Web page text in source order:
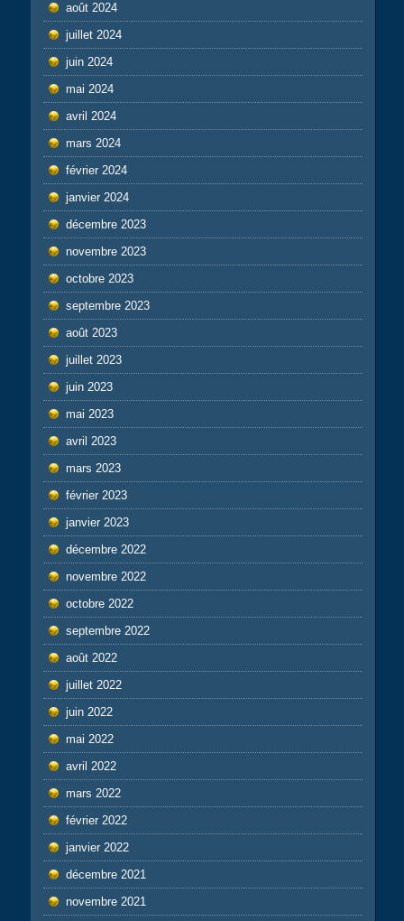
août 2024
juillet 2024
juin 2024
mai 2024
avril 2024
mars 2024
février 2024
janvier 2024
décembre 2023
novembre 2023
octobre 2023
septembre 2023
août 2023
juillet 2023
juin 2023
mai 2023
avril 2023
mars 2023
février 2023
janvier 2023
décembre 2022
novembre 2022
octobre 2022
septembre 2022
août 2022
juillet 2022
juin 2022
mai 2022
avril 2022
mars 2022
février 2022
janvier 2022
décembre 2021
novembre 2021